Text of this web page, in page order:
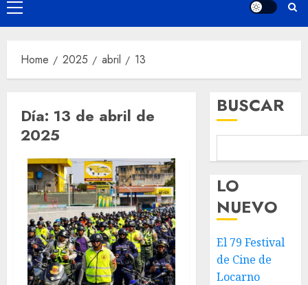
Primary
Menu
Home 2025 abril 13
Día: 13 de abril de
2025
BUSCAR
LO
NUEVO
El 79 Festival
de Cine de
Locarno